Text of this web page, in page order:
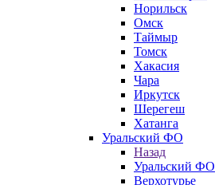
Норильск
Омск
Таймыр
Томск
Хакасия
Чара
Иркутск
Шерегеш
Хатанга
Уральский ФО
Назад
Уральский ФО
Верхотурье